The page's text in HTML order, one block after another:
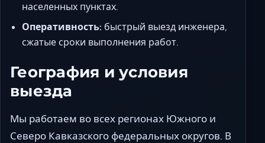
населенных пунктах.
Оперативность: быстрый выезд инженера,
сжатые сроки выполнения работ.
География и условия
выезда
Мы работаем во всех регионах Южного и
Северо Кавказского федеральных округов. В